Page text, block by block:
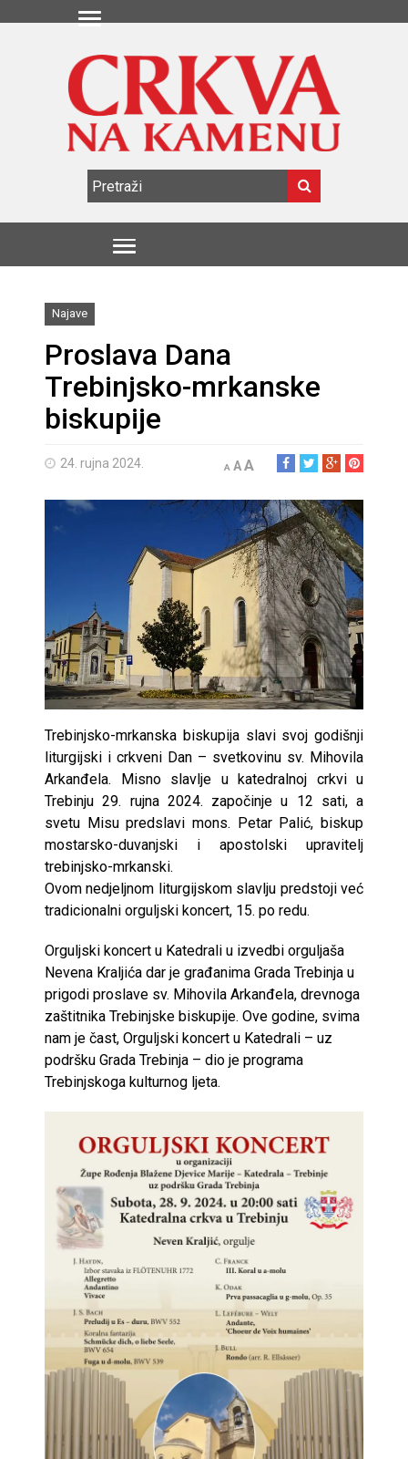
Najave
Proslava Dana
Trebinjsko-mrkanske
biskupije
24. rujna 2024. A AA
Trebinjsko-mrkanska biskupija slavi svoj godišnji
liturgijski i crkveni Dan – svetkovinu sv. Mihovila
Arkanđela. Misno slavlje u katedralnoj crkvi u
Trebinju 29. rujna 2024. započinje u 12 sati, a
svetu Misu predslavi mons. Petar Palić, biskup
mostarsko-duvanjski i apostolski upravitelj
trebinjsko-mrkanski.
Ovom nedjeljnom liturgijskom slavlju predstoji već
tradicionalni orguljski koncert, 15. po redu.
Orguljski koncert u Katedrali u izvedbi orguljaša
Nevena Kraljića dar je građanima Grada Trebinja u
prigodi proslave sv. Mihovila Arkanđela, drevnoga
zaštitnika Trebinjske biskupije. Ove godine, svima
nam je čast, Orguljski koncert u Katedrali – uz
podršku Grada Trebinja – dio je programa
Trebinjskoga kulturnog ljeta.